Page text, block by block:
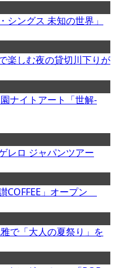
シングス 未知の世界」
楽しむ夜の貸切川下りが
ナイトアート「世解-
レロ ジャパンツアー
COFFEE」オープン
で「大人の夏祭り」を